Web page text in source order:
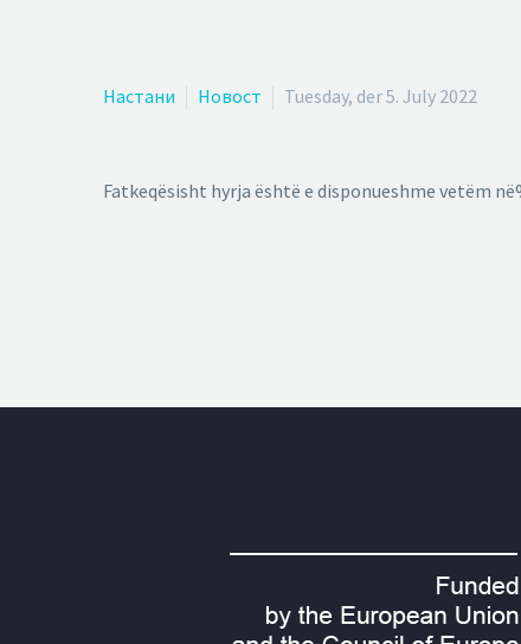
Настани Новост Tuesday, der 5. July 2022
Fatkeqësisht hyrja është e disponueshme vetëm